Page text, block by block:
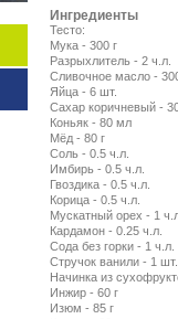
Ингредиенты
Тесто:
Мука - 300 г
Разрыхлитель - 2 ч.л.
Сливочное масло -
Яйца - 6 шт.
Сахар коричневый -
Коньяк - 80 мл
Мёд - 80 г
Соль - 0.5 ч.л.
Имбирь - 0.5 ч.л.
Гвоздика - 0.5 ч.л.
Корица - 0.5 ч.л.
Мускатный орех - 1
Кардамон - 0.25 ч.л.
Сода без горки - 1 ч.л.
Стручок ванили - 1 шт.
Начинка из
Инжир - 60 г
Изюм - 85 г